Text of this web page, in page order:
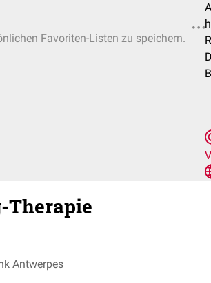
Favoriten-Listen zu speichern.
Therapie
Antwerpes